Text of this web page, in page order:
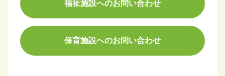
福祉施設へのお問い合わせ
保育施設へのお問い合わせ